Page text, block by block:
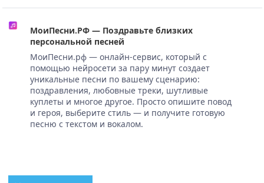
МоиПесни.РФ — Поздравьте близких
персональной песней
МоиПесни.рф — онлайн-сервис, который с
помощью нейросети за пару минут создает
уникальные песни по вашему сценарию:
поздравления, любовные треки, шутливые
куплеты и многое другое. Просто опишите повод
и героя, выберите стиль — и получите готовую
песню с текстом и вокалом.